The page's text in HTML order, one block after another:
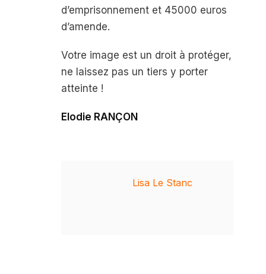
d’emprisonnement et 45000 euros
d’amende.
Votre image est un droit à protéger,
ne laissez pas un tiers y porter
atteinte !
Elodie RANÇON
Lisa Le Stanc